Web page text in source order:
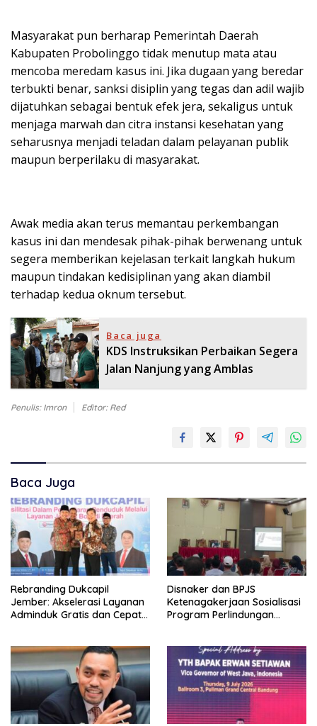
Masyarakat pun berharap Pemerintah Daerah
Kabupaten Probolinggo tidak menutup mata atau
mencoba meredam kasus ini. Jika dugaan yang beredar
terbukti benar, sanksi disiplin yang tegas dan adil wajib
dijatuhkan sebagai bentuk efek jera, sekaligus untuk
menjaga marwah dan citra instansi kesehatan yang
seharusnya menjadi teladan dalam pelayanan publik
maupun berperilaku di masyarakat.
Awak media akan terus memantau perkembangan
kasus ini dan mendesak pihak-pihak berwenang untuk
segera memberikan kejelasan terkait langkah hukum
maupun tindakan kedisiplinan yang akan diambil
terhadap kedua oknum tersebut.
Baca juga
KDS Instruksikan Perbaikan Segera
Jalan Nanjung yang Amblas
Penulis: Imron Editor: Red
Baca Juga
Rebranding Dukcapil
Jember: Akselerasi Layanan
Adminduk Gratis dan Cepat
Disnaker dan BPJS
Ketenagakerjaan Sosialisasi
Program Perlindungan